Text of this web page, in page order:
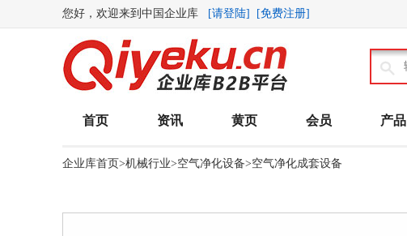
您好，欢迎来到中国企业库 [请登陆] [免费注册]

首页 资讯 黄页 会员 产品
企业库首页>机械行业>空气净化设备>空气净化成套设备